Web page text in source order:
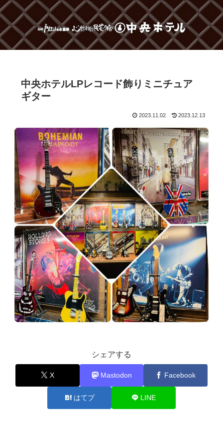
中央ホテルLPレコード飾りミニチュア
ギター
2023.11.02 2023.12.13
シェアする
X Mastodon Facebook
はてブ LINE